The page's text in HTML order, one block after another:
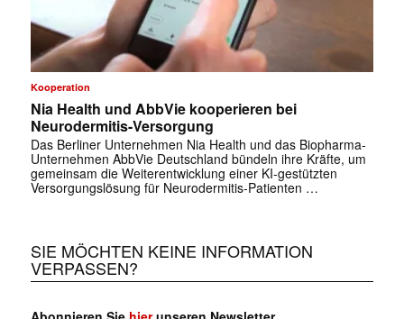
Kooperation
Nia Health und AbbVie kooperieren bei
Neurodermitis-Versorgung
Das Berliner Unternehmen Nia Health und das Biopharma-
Unternehmen AbbVie Deutschland bündeln ihre Kräfte, um
gemeinsam die Weiterentwicklung einer KI-gestützten
Versorgungslösung für Neurodermitis-Patienten …
SIE MÖCHTEN KEINE INFORMATION
VERPASSEN?